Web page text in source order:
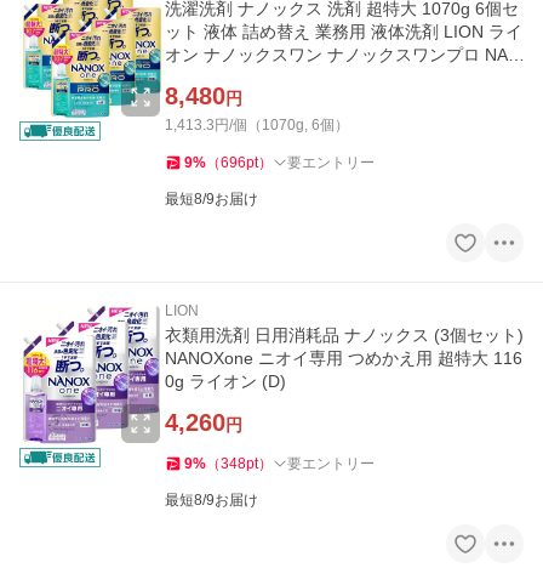
洗濯洗剤 ナノックス 洗剤 超特大 1070g 6個セ
ット 液体 詰め替え 業務用 液体洗剤 LION ライ
オン ナノックスワン ナノックスワンプロ NAN
8,480円
1,413.3円/個（1070g, 6個）
9% （696pt） 要エントリー
最短8/9お届け
LION
衣類用洗剤 日用消耗品 ナノックス (3個セット)
NANOXone ニオイ専用 つめかえ用 超特大 116
0g ライオン (D)
4,260円
9% （348pt） 要エントリー
最短8/9お届け